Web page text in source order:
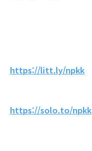
https://litt.ly/npkk
https://solo.to/npkk